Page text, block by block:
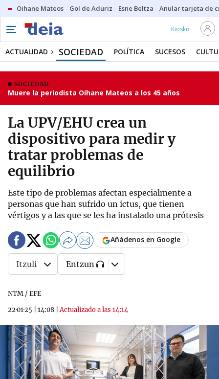
Oihane Mateos Gol de Aduriz Esne Beltza Anular tarjeta de
Kiosko
ACTUALIDAD SOCIEDAD POLÍTICA SUCESOS
SOCIEDAD
Muere la periodista Oihane Mateos a los 45 años
La UPV/EHU crea un
dispositivo para medir y
tratar problemas de
equilibrio
Este tipo de problemas afectan especialmente a
personas que han sufrido un ictus, que tienen
vértigos y a las que se les ha instalado una prótesis
NTM / EFE
22·01·25
14:08 |Actualizado a las 14:14
Añádenos en Google
Itzuli Entzun